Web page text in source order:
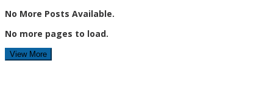
No More Posts Available.
No more pages to load.
View More